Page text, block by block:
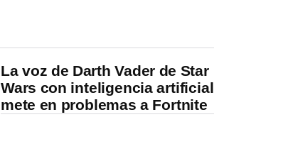
La voz de Darth Vader de Star
Wars con inteligencia artificial
mete en problemas a Fortnite